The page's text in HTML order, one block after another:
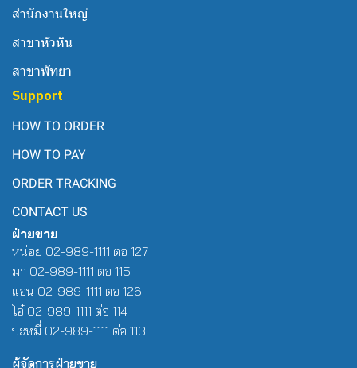
สำนักงานใหญ่
สาขาหัวหิน
สาขาพัทยา
Support
HOW TO ORDER
HOW TO PAY
ORDER TRACKING
CONTACT US
ฝ่ายขาย
หน่อย 02-989-1111 ต่อ 127
มา 02-989-1111 ต่อ 115
แอน 02-989-1111 ต่อ 126
โอ๋ 02-989-1111 ต่อ 114
บะหมี่ 02-989-1111 ต่อ 113
ผู้จัดการฝ่ายขาย